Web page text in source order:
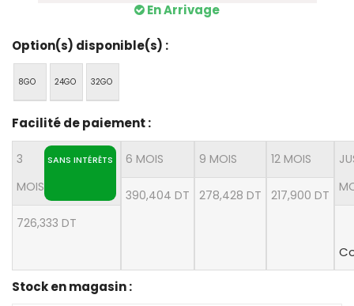
En Arrivage
Option(s) disponible(s) :
8GO 24GO 32GO
Facilité de paiement :
3
MOIS
SANS INTÉRÊTS
726,333 DT
6 MOIS
390,404 DT
9 MOIS
278,428 DT
12 MOIS
217,900 DT
Stock en magasin :